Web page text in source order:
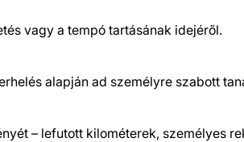
vagy a tempó tartásának idejéről.
alapján ad személyre szabott
– lefutott kilométerek, személyes